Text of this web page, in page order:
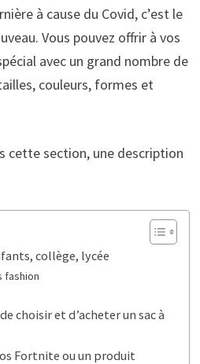
à cause du Covid, c’est le
Vous pouvez offrir à vos
avec un grand nombre de
couleurs, formes et
cette section, une description
collège, lycée
fashion
choisir et d’acheter un sac à
Fortnite ou un produit